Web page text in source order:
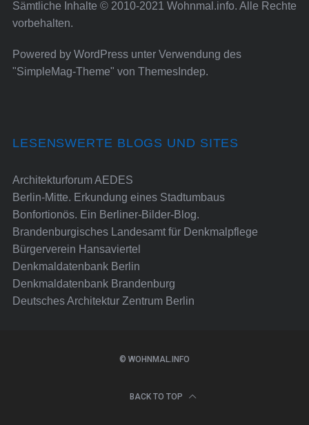
Sämtliche Inhalte © 2010-2021 Wohnmal.info. Alle Rechte
vorbehalten.
Powered by WordPressunter Verwendung des
"SimpleMag-Theme" von ThemesIndep.
LESENSWERTE BLOGS UND SITES
Architekturforum AEDES
Berlin-Mitte. Erkundung eines Stadtumbaus
Bonfortionös. Ein Berliner-Bilder-Blog.
Brandenburgisches Landesamt für Denkmalpflege
Bürgerverein Hansaviertel
Denkmaldatenbank Berlin
Denkmaldatenbank Brandenburg
Deutsches Architektur Zentrum Berlin
© WOHNMAL.INFO
BACK TO TOP